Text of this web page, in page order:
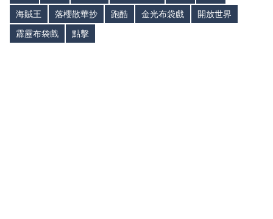
海賊王
落櫻散華抄 跑酷 金光布袋戲
開放世界
霹靂布袋戲
點擊